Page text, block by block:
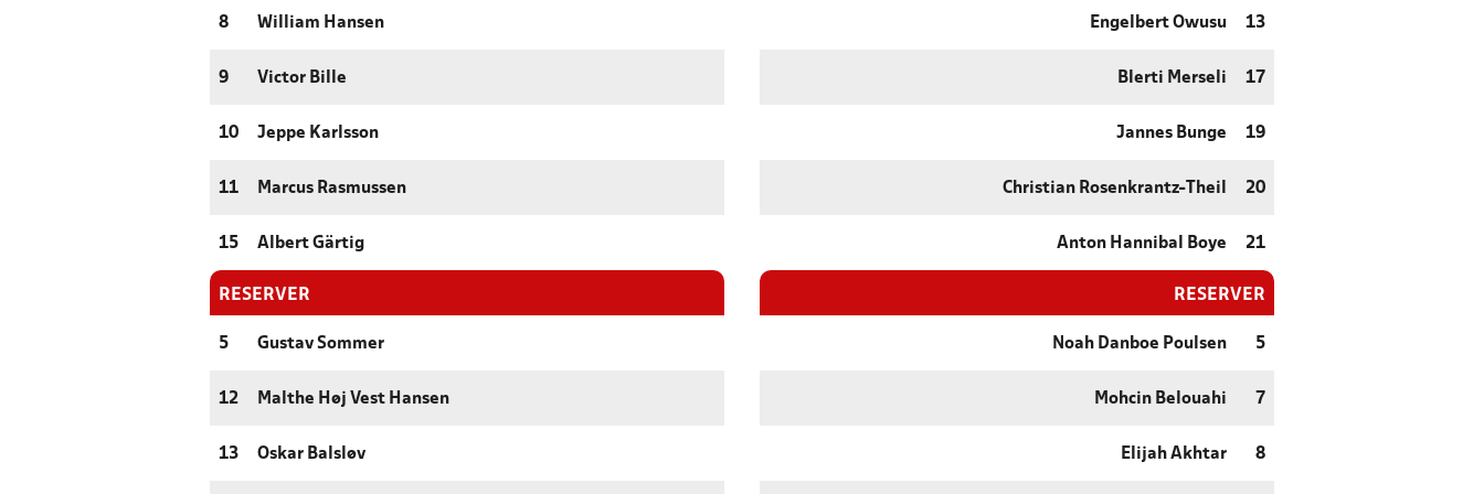
8 William Hansen
9 Victor Bille
10 Jeppe Karlsson
11 Marcus Rasmussen
15 Albert Gärtig
RESERVER
5 Gustav Sommer
12 Malthe Høj Vest Hansen
13 Oskar Balsløv
Engelbert Owusu 13
Blerti Merseli 17
Jannes Bunge 19
Christian Rosenkrantz-Theil 20
Anton Hannibal Boye 21
RESERVER
Noah Danboe Poulsen 5
Mohcin Belouahi 7
Elijah Akhtar 8